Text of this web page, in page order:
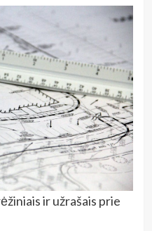
ir užrašais prie